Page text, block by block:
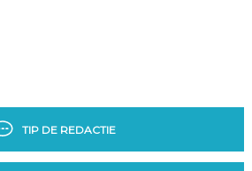
TIP DE REDACTIE